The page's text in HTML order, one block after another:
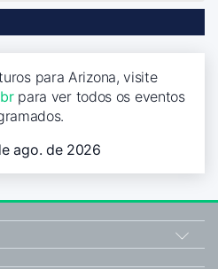
para Arizona, visite
para ver todos os eventos
ago. de 2026